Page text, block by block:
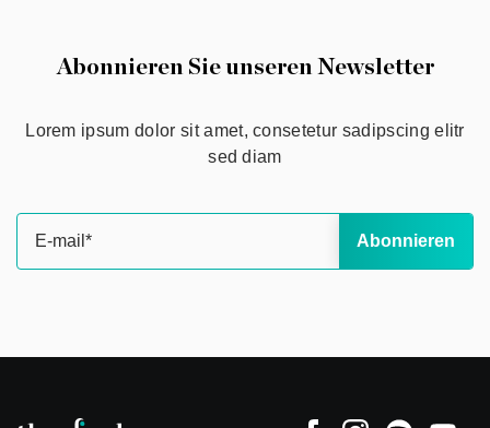
Abonnieren Sie unseren Newsletter
Lorem ipsum dolor sit amet, consetetur sadipscing elitr
sed diam
Abonnieren